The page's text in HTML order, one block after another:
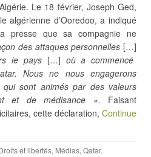
Le 18 février, Joseph Ged,
algérienne d’Ooredoo, a indiqué
presse que sa compagnie ne
des attaques personnelles […]
le pays […] où a commencé
Nous ne nous engagerons
sont animés par des valeurs
et de médisance ». Faisant
cette déclaration, Continue
et libertés, Médias, Qatar.